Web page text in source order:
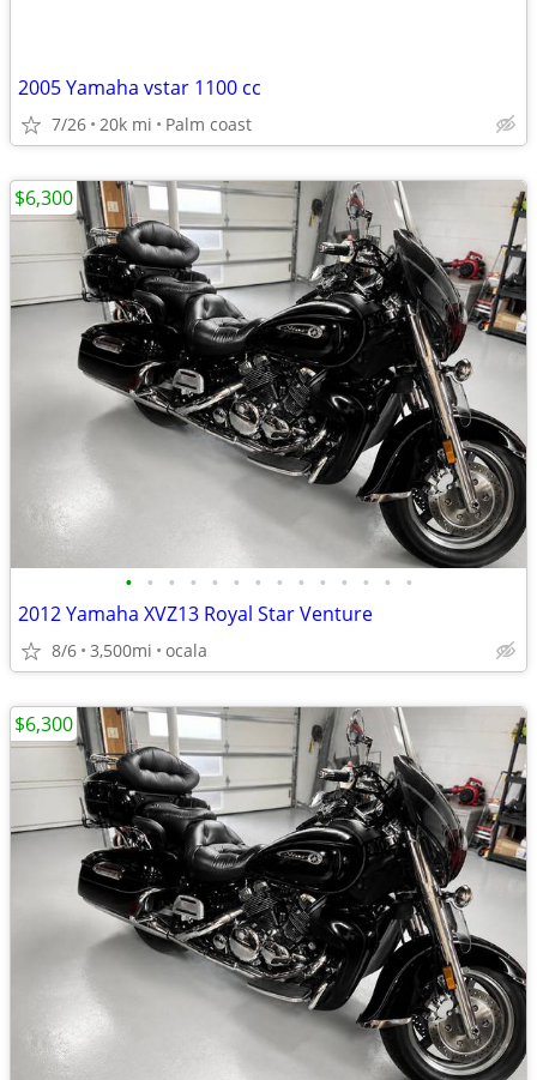
2005 Yamaha vstar 1100 cc
7/26 20k mi Palm coast
• • • • • • • • • • • • • •
2012 Yamaha XVZ13 Royal Star Venture
8/6 3,500mi ocala
$6,300
$6,300